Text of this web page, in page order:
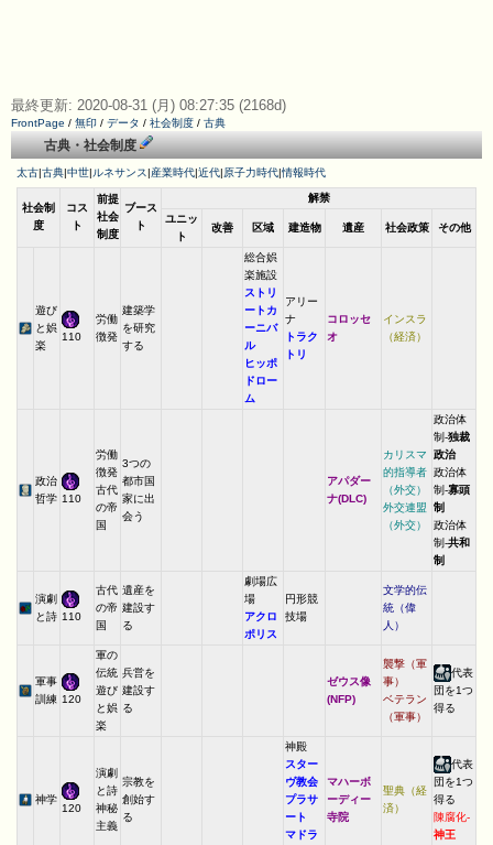
最終更新: 2020-08-31 (月) 08:27:35 (2168d)
FrontPage / 無印 / データ / 社会制度 / 古典
古典・社会制度
太古|古典|中世|ルネサンス|産業時代|近代|原子力時代|情報時代
社会制
度
コス
ト
前提
社会
制度
ブース
ト
解禁
ユニッ
ト
改善 区域 建造物 遺産 社会政策 その他
遊び
と娯
楽
110
労働
徴発
建築学
を研究
する
総合娯
楽施設
ストリ
ートカ
ーニバ
ル
ヒッポ
ドロー
ム
アリー
ナ
トラク
トリ
コロッセ
オ
インスラ
（経済）
政治
哲学 110
労働
徴発
古代
の帝
国
3つの
都市国
家に出
会う
アパダー
ナ(DLC)
カリスマ
的指導者
（外交）
外交連盟
（外交）
政治体
制-独裁
政治
政治体
制-寡頭
制
政治体
制-共和
制
演劇
と詩 110
古代
の帝
国
遺産を
建設す
る
劇場広
場
アクロ
ポリス
円形競
技場
文学的伝
統（偉
人）
軍事
訓練 120
軍の
伝統
遊び
と娯
楽
兵営を
建設す
る
ゼウス像
(NFP)
襲撃（軍
事）
ベテラン
（軍事）
代表
団を1つ
得る
神学
120
演劇
と詩
神秘
主義
宗教を
創始す
る
神殿
スター
ヴ教会
プラサ
ート
マドラ
マハーボ
ーディー
寺院
聖典（経
済）
代表
団を1つ
得る
陳腐化-
神王